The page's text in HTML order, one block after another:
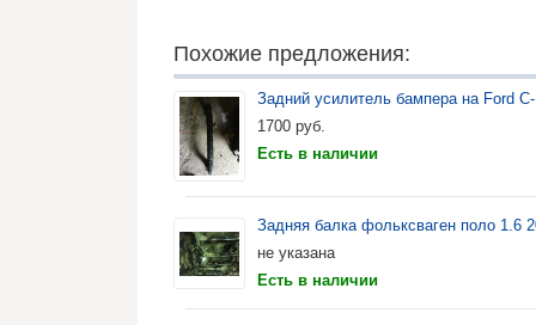
Похожие предложения:
Задний усилитель бампера на Ford
1700 руб.
Есть в наличии
Задняя балка фольксваген поло 1.6
не указана
Есть в наличии